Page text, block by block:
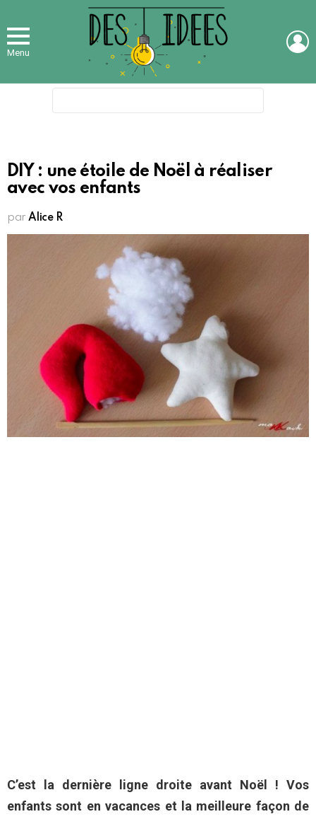
Menu
DIY : une étoile de Noël à réaliser
avec vos enfants
par Alice R
C’est la dernière ligne droite avant Noël ! Vos
enfants sont en vacances et la meilleure façon de